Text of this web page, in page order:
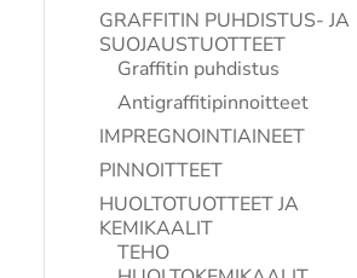
GRAFFITIN PUHDISTUS- JA
SUOJAUSTUOTTEET
Graffitin puhdistus
Antigraffitipinnoitteet
IMPREGNOINTIAINEET
PINNOITTEET
HUOLTOTUOTTEET JA
KEMIKAALIT
TEHO